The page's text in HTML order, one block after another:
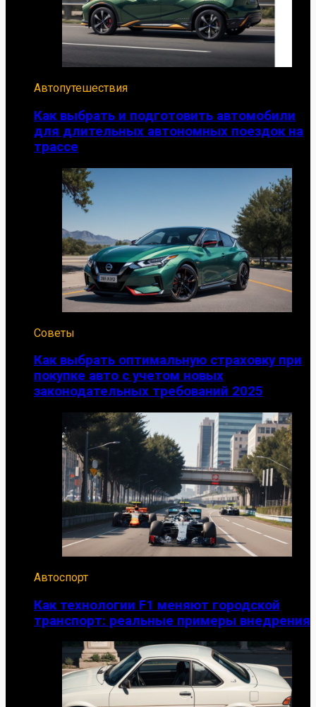
Автопутешествия
Как выбрать и подготовить автомобили
для длительных автономных поездок на
трассе
Советы
Как выбрать оптимальную страховку при
покупке авто с учетом новых
законодательных требований 2025
Автоспорт
Как технологии F1 меняют городской
транспорт: реальные примеры внедрения